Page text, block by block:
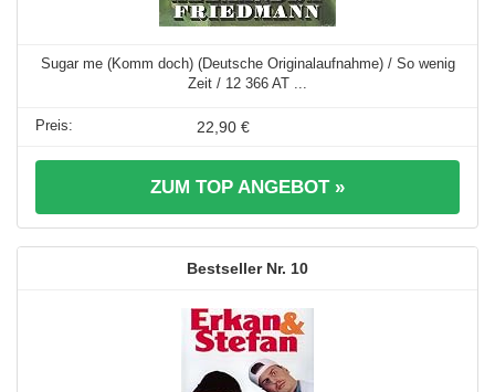
Sugar me (Komm doch) (Deutsche Originalaufnahme) / So wenig
Zeit / 12 366 AT ...
22,90 €
ZUM TOP ANGEBOT »
10